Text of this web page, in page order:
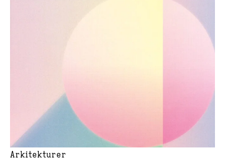
Arkitekturer